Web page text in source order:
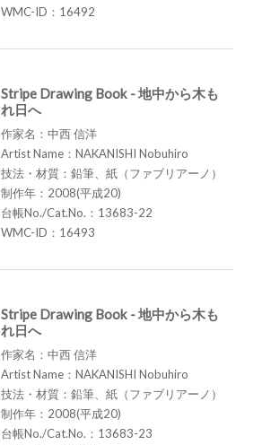
WMC-ID：16492
Stripe Drawing Book - 地中から木も
れ日へ
作家名：中西 信洋
Artist Name：NAKANISHI Nobuhiro
技法・材質：鉛筆、紙（ファブリアーノ）
制作年：2008(平成20)
台帳No./Cat.No.：13683-22
WMC-ID：16493
Stripe Drawing Book - 地中から木も
れ日へ
作家名：中西 信洋
Artist Name：NAKANISHI Nobuhiro
技法・材質：鉛筆、紙（ファブリアーノ）
制作年：2008(平成20)
台帳No./Cat.No.：13683-23